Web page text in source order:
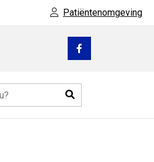
Patiëntenomgeving
Bezoek
facebook
Zoeken